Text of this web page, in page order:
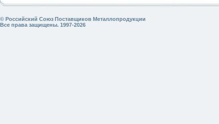
© Российский Союз Поставщиков Металлопродукции
Все права защищены. 1997-2026